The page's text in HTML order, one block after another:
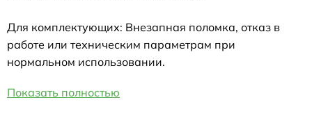
Для комплектующих: Внезапная поломка, отказ в
работе или техническим параметрам при
нормальном использовании.
Показать полностью